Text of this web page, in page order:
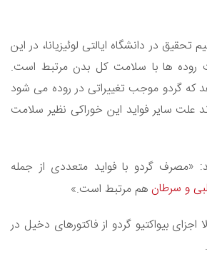
تحقیق در دانشگاه ایالتی لوئیزیانا، در این
روده ها با سلامت کل بدن مرتبط است.
که گردو موجب تغییراتی در روده می شود
علت سایر فواید این خوراکی نظیر سلامت
«مصرف گردو با فواید متعددی از جمله
و سرطان هم مرتبط است.»
اجزای بیواکتیو گردو از فاکتورهای دخیل در